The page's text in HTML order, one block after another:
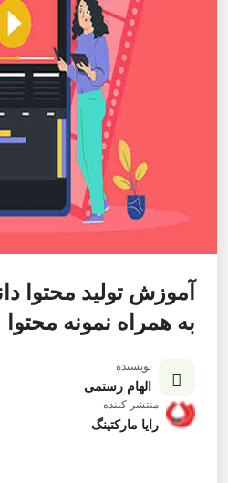
آموزش تولید محتوا
به همراه نمونه محتوا
نویسنده
الهام رستمی
منتشر کننده
رایا مارکتینگ